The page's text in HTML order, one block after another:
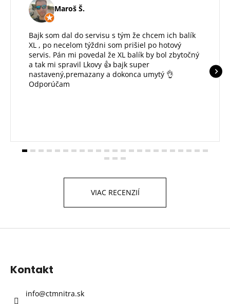
Maroš Š.
Bajk som dal do servisu s tým že chcem ich balík
XL , po necelom týždni som prišiel po hotový
servis. Pán mi povedal že XL balík by bol zbytočný
a tak mi spravil Lkovy 👍 bajk super
nastavený,premazany a dokonca umytý 👌
Odporúčam
VIAC RECENZIÍ
Z
Kontakt
info@ctmnitra.sk